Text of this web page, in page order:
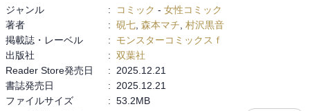
ジャンル : コミック - 女性コミック
著者
: 硯七 森本マチ 村沢黒音
掲載誌・レーベル
:
モンスターコミックスｆ
出版社
: 双葉社
Reader Store発売日
:
2025.12.21
書誌発売日
:
2025.12.21
ファイルサイズ
: 53.2MB